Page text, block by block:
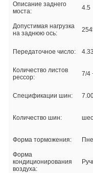
Описание заднего
моста:
4.5
Допустимая нагрузка
на заднюю ось:
Передаточное число: 4.33
Количество листов
рессор:
7/4
Спецификации шин:
Количество шин:
Форма торможения:
Форма
кондиционирования
воздуха: